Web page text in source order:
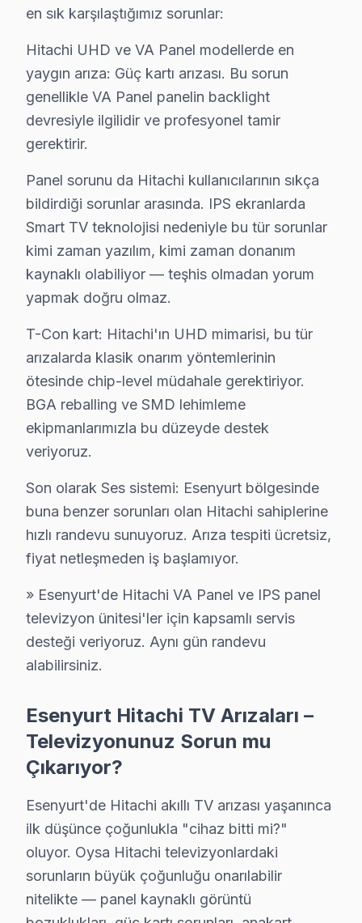
Garantili Servis Avantajı: 6 ay-2 yıl garanti ile aynı
Esenyurt × Hitachi: Yerel İçerik ve Deneyim
Esenyurt müşterilerine sunduğumuz Hitachi servis
İkinci ilke — Onaysız başlamama: Kesin teklif,
Esenyurt'de Hitachi akıllı TV arıza örüntülerinin
İlkbahar dönemi (Mart-Mayıs): Görece sakin. Hitachi
Yaz dönemi (Haziran-Ağustos): Sıcak havada
Sonbahar dönemi (Eylül-Kasım): Okul ve sezon
Esenyurt'de bu marka onarımlarından derlenen
bu cihaz IPS panelinde ek bir teknik inceleme
Esenyurt'deki müşteri güvenini soyut vaatler yerine
Bu tür vakalar Esenyurt'de aylık 53 başvurunun
Esenyurt'de 18 yıllık güven ilişkisi, bu tür dürüst
Esenyurt bazlı Hitachi servis kayıtları, son çeyrekte
Servis kalitesi tarafında ise tablo belirgin biçimde
Esenyurt'den gelen bu cihaz servis taleplerinin nasıl
Kapıda beş dakikalık görsel ve osiloskop
Avrupa Yakası'nda yer alan Esenyurt'nin servis
Esenyurt'nin karma yapılaşmalı ağırlıklı konut
Komşu ilçelerle karşılaştırıldığında Esenyurt'nin
Esenyurt Hitachi TV Ekran Anakart Profesyonel Servis ve
Esenyurt'da Hitachi akıllı TV'niz bozulduğunda
• Esenyurt'de 25+ sertifikalı teknisyen Hitachi TV
• Esenyurt'de sadece orijinal parça kullanıyoruz.
• Profesyonel teşhis ekipmanımızla (osiloskop, ESR
Müşterilerimiz genelde şunu soruyor:, Esenyurt
Esenyurt Bölgesi ve Hitachi TV Desteği
en sık karşılaştığımız sorunlar:
Hitachi UHD ve VA Panel modellerde en
yaygın arıza: Güç kartı arızası. Bu sorun
genellikle VA Panel panelin backlight
devresiyle ilgilidir ve profesyonel tamir
gerektirir.
Panel sorunu da Hitachi kullanıcılarının sıkça
bildirdiği sorunlar arasında. IPS ekranlarda
Smart TV teknolojisi nedeniyle bu tür sorunlar
kimi zaman yazılım, kimi zaman donanım
kaynaklı olabiliyor — teşhis olmadan yorum
yapmak doğru olmaz.
T-Con kart: Hitachi'ın UHD mimarisi, bu tür
arızalarda klasik onarım yöntemlerinin
ötesinde chip-level müdahale gerektiriyor.
BGA reballing ve SMD lehimleme
ekipmanlarımızla bu düzeyde destek
veriyoruz.
Son olarak Ses sistemi: Esenyurt bölgesinde
buna benzer sorunları olan Hitachi sahiplerine
hızlı randevu sunuyoruz. Arıza tespiti ücretsiz,
fiyat netleşmeden iş başlamıyor.
» Esenyurt'de Hitachi VA Panel ve IPS panel
televizyon ünitesi'ler için kapsamlı servis
desteği veriyoruz. Aynı gün randevu
alabilirsiniz.
Esenyurt Hitachi TV Arızaları –
Televizyonunuz Sorun mu
Çıkarıyor?
Esenyurt'de Hitachi akıllı TV arızası yaşanınca
ilk düşünce çoğunlukla "cihaz bitti mi?"
oluyor. Oysa Hitachi televizyonlardaki
sorunların büyük çoğunluğu onarılabilir
nitelikte — panel kaynaklı görüntü